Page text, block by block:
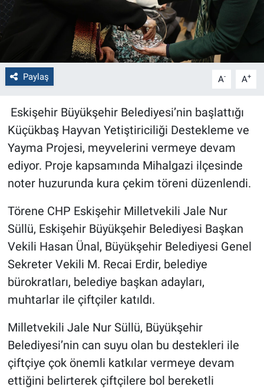
Paylaş A- A+
Eskişehir Büyükşehir Belediyesi’nin başlattığı
Küçükbaş Hayvan Yetiştiriciliği Destekleme ve
Yayma Projesi, meyvelerini vermeye devam
ediyor. Proje kapsamında Mihalgazi ilçesinde
noter huzurunda kura çekim töreni düzenlendi.
Törene CHP Eskişehir Milletvekili Jale Nur
Süllü, Eskişehir Büyükşehir Belediyesi Başkan
Vekili Hasan Ünal, Büyükşehir Belediyesi Genel
Sekreter Vekili M. Recai Erdir, belediye
bürokratları, belediye başkan adayları,
muhtarlar ile çiftçiler katıldı.
Milletvekili Jale Nur Süllü, Büyükşehir
Belediyesi’nin can suyu olan bu destekleri ile
çiftçiye çok önemli katkılar vermeye devam
ettiğini belirterek çiftçilere bol bereketli
Yerel
Magazin
Bilim ve Teknoloji